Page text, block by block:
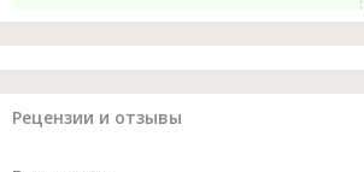
Рецензии и отзывы